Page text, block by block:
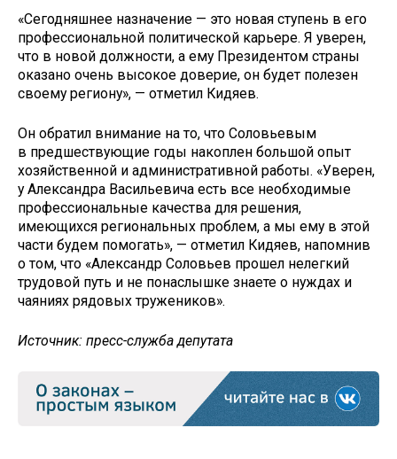
«Сегодняшнее назначение — это новая ступень в его
профессиональной политической карьере. Я уверен,
что в новой должности, а ему Президентом страны
оказано очень высокое доверие, он будет полезен
своему региону», — отметил Кидяев.
Он обратил внимание на то, что Соловьевым
в предшествующие годы накоплен большой опыт
хозяйственной и административной работы. «Уверен,
у Александра Васильевича есть все необходимые
профессиональные качества для решения,
имеющихся региональных проблем, а мы ему в этой
части будем помогать», — отметил Кидяев, напомнив
о том, что «Александр Соловьев прошел нелегкий
трудовой путь и не понаслышке знаете о нуждах и
чаяниях рядовых тружеников».
Источник: пресс-служба депутата